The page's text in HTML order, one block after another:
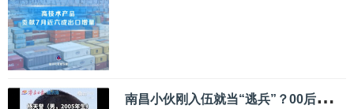
南
昌小伙刚入伍就当“逃兵”？00后小伙拒服兵役被除名